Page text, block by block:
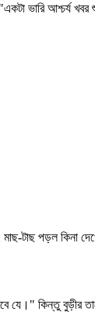
ভারি আশ্চর্য
টাছ পড়ল কিনা
যে।" কিন্তু বুড়ীর